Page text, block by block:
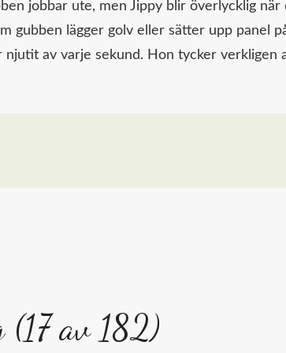
jobbar ute, men Jippy blir överlycklig när
gubben lägger golv eller sätter upp panel
av varje sekund. Hon tycker verkligen
(17 av 182)